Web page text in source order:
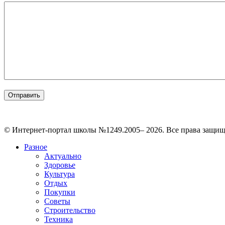
© Интернет-портал школы №1249.2005– 2026. Все права
Разное
Актуально
Здоровье
Культура
Отдых
Покупки
Советы
Строительство
Техника